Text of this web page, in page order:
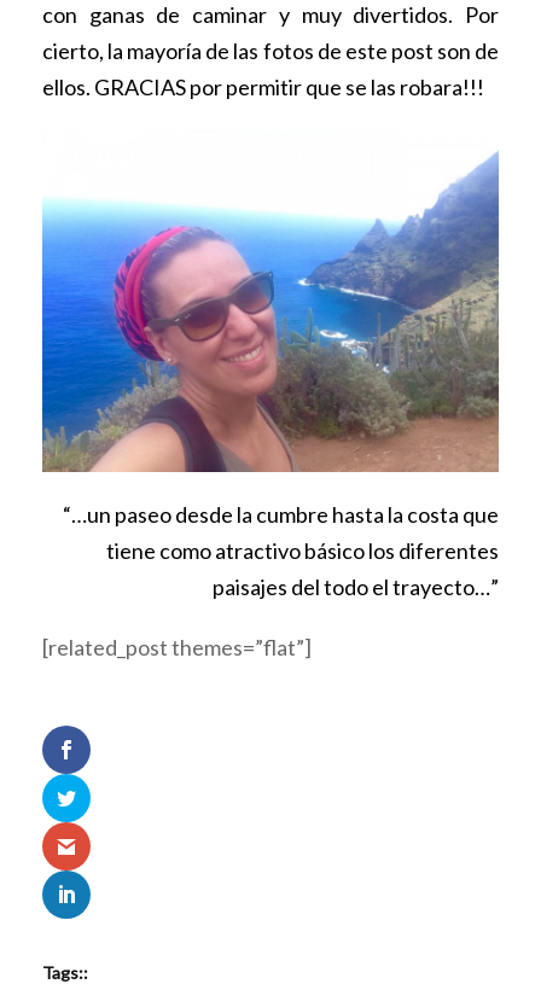
con ganas de caminar y muy divertidos. Por
cierto, la mayoría de las fotos de este post son de
ellos. GRACIAS por permitir que se las robara!!!
“…un paseo desde la cumbre hasta la costa que
tiene como atractivo básico los diferentes
paisajes del todo el trayecto…”
[related_post themes=”flat”]
Tags::